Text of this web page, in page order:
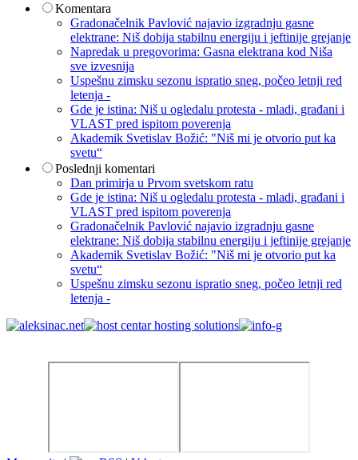
Komentara
Gradonačelnik Pavlović najavio izgradnju gasne
elektrane: Niš dobija stabilnu energiju i jeftinije grejanje
Napredak u pregovorima: Gasna elektrana kod Niša
sve izvesnija
Uspešnu zimsku sezonu ispratio sneg, počeo letnji red
letenja -
Gde je istina: Niš u ogledalu protesta - mladi, građani i
VLAST pred ispitom poverenja
Akademik Svetislav Božić: "Niš mi je otvorio put ka
svetu“
Poslednji komentari
Dan primirja u Prvom svetskom ratu
Gde je istina: Niš u ogledalu protesta - mladi, građani i
VLAST pred ispitom poverenja
Gradonačelnik Pavlović najavio izgradnju gasne
elektrane: Niš dobija stabilnu energiju i jeftinije grejanje
Akademik Svetislav Božić: "Niš mi je otvorio put ka
svetu“
Uspešnu zimsku sezonu ispratio sneg, počeo letnji red
letenja -